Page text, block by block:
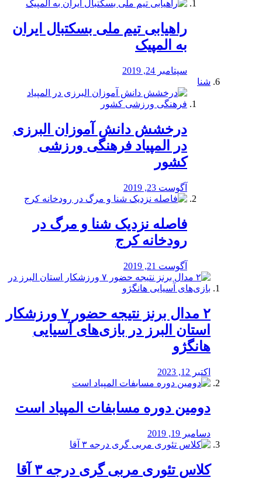
راهیابی تیم ملی بسکتبال ایران
به المپیک
سپتامبر 24, 2019
شنا
درخشش دانش آموزان البرزی
در المپیاد فرهنگی ورزشی
کشور
آگوست 23, 2019
️فاصله نزدیک شنا و مرگ در
رودخانه کرج
آگوست 21, 2019
۲ مدال برنز نتیجه حضور ۷ ورزشکار
استان البرز در بازی‌های آسیایی
هانگژو
اکتبر 12, 2023
دومین دوره مسابفات المپیاد است
دسامبر 19, 2019
کلاس تئوری مربی گری درجه ۳ آقا